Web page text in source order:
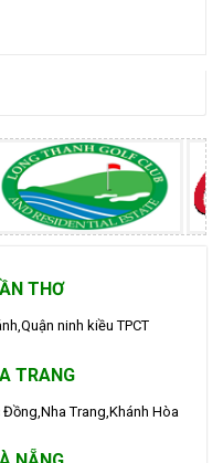
THƠ
ninh kiều TPCT
TRANG
Trang,Khánh Hòa